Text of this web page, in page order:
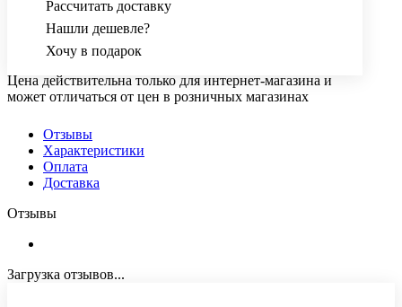
Рассчитать доставку
Нашли дешевле?
Хочу в подарок
Цена действительна только для интернет-магазина и
может отличаться от цен в розничных магазинах
Отзывы
Характеристики
Оплата
Доставка
Отзывы
Загрузка отзывов...